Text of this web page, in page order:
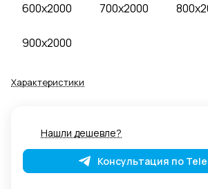
600x2000 700x2000
900x2000
Характеристики
Нашли дешевле?
Консультация по